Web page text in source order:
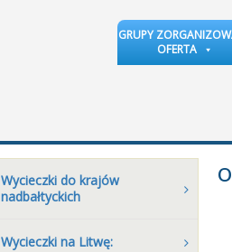
GRUPY
OFERTA
Wycieczki do krajów
nadbałtyckich
Wycieczki na Litwę: